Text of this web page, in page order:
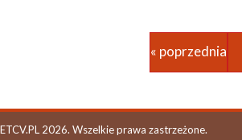
« poprzednia
2026. Wszelkie prawa zastrzeżone.